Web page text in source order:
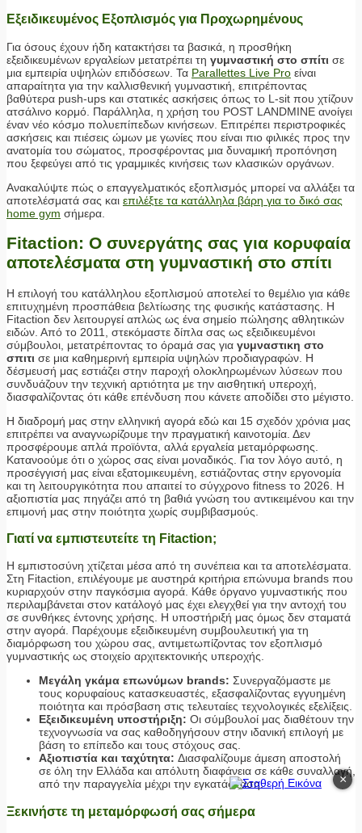
Εξειδικευμένος Εξοπλισμός για Προχωρημένους
Για όσους έχουν ήδη κατακτήσει τα βασικά, η προσθήκη
εξειδικευμένων εργαλείων μετατρέπει τη γυμναστική στο σπίτι σε
μια εμπειρία υψηλών επιδόσεων. Τα Parallettes Live Pro είναι
απαραίτητα για την καλλισθενική γυμναστική, επιτρέποντας
βαθύτερα push-ups και στατικές ασκήσεις όπως το L-sit που χτίζουν
ατσάλινο κορμό. Παράλληλα, η χρήση του POST LANDMINE ανοίγει
έναν νέο κόσμο πολυεπίπεδων κινήσεων. Επιτρέπει περιστροφικές
ασκήσεις και πιέσεις ώμων με γωνίες που είναι πιο φιλικές προς την
ανατομία του σώματος, προσφέροντας μια δυναμική προπόνηση
που ξεφεύγει από τις γραμμικές κινήσεις των κλασικών οργάνων.
Ανακαλύψτε πώς ο επαγγελματικός εξοπλισμός μπορεί να αλλάξει τα
αποτελέσματά σας και επιλέξτε τα κατάλληλα βάρη για το δικό σας
home gym σήμερα.
Fitaction: Ο συνεργάτης σας για κορυφαία
αποτελέσματα στη γυμναστική στο σπίτι
Η επιλογή του κατάλληλου εξοπλισμού αποτελεί το θεμέλιο για κάθε
επιτυχημένη προσπάθεια βελτίωσης της φυσικής κατάστασης. Η
Fitaction δεν λειτουργεί απλώς ως ένα σημείο πώλησης αθλητικών
ειδών. Από το 2011, στεκόμαστε δίπλα σας ως εξειδικευμένοι
σύμβουλοι, μετατρέποντας το όραμά σας για γυμναστικη στο
σπιτι σε μια καθημερινή εμπειρία υψηλών προδιαγραφών. Η
δέσμευσή μας εστιάζει στην παροχή ολοκληρωμένων λύσεων που
συνδυάζουν την τεχνική αρτιότητα με την αισθητική υπεροχή,
διασφαλίζοντας ότι κάθε επένδυση που κάνετε αποδίδει στο μέγιστο.
Η διαδρομή μας στην ελληνική αγορά εδώ και 15 σχεδόν χρόνια μας
επιτρέπει να αναγνωρίζουμε την πραγματική καινοτομία. Δεν
προσφέρουμε απλά προϊόντα, αλλά εργαλεία μεταμόρφωσης.
Κατανοούμε ότι ο χώρος σας είναι μοναδικός. Για τον λόγο αυτό, η
προσέγγισή μας είναι εξατομικευμένη, εστιάζοντας στην εργονομία
και τη λειτουργικότητα που απαιτεί το σύγχρονο fitness το 2026. Η
αξιοπιστία μας πηγάζει από τη βαθιά γνώση του αντικειμένου και την
επιμονή μας στην ποιότητα χωρίς συμβιβασμούς.
Γιατί να εμπιστευτείτε τη Fitaction;
Η εμπιστοσύνη χτίζεται μέσα από τη συνέπεια και τα αποτελέσματα.
Στη Fitaction, επιλέγουμε με αυστηρά κριτήρια επώνυμα brands που
κυριαρχούν στην παγκόσμια αγορά. Κάθε όργανο γυμναστικής που
περιλαμβάνεται στον κατάλογό μας έχει ελεγχθεί για την αντοχή του
σε συνθήκες έντονης χρήσης. Η υποστήριξή μας όμως δεν σταματά
στην αγορά. Παρέχουμε εξειδικευμένη συμβουλευτική για τη
διαμόρφωση του χώρου σας, αντιμετωπίζοντας τον εξοπλισμό
γυμναστικής ως στοιχείο αρχιτεκτονικής υπεροχής.
Μεγάλη γκάμα επωνύμων brands: Συνεργαζόμαστε με
τους κορυφαίους κατασκευαστές, εξασφαλίζοντας εγγυημένη
ποιότητα και πρόσβαση στις τελευταίες τεχνολογικές εξελίξεις.
Εξειδικευμένη υποστήριξη: Οι σύμβουλοί μας διαθέτουν την
τεχνογνωσία να σας καθοδηγήσουν στην ιδανική επιλογή με
βάση το επίπεδο και τους στόχους σας.
Αξιοπιστία και ταχύτητα: Διασφαλίζουμε άμεση αποστολή
σε όλη την Ελλάδα και απόλυτη διαφάνεια σε κάθε συναλλαγή,
από την παραγγελία μέχρι την εγκατάσταση.
Ξεκινήστε τη μεταμόρφωσή σας σήμερα
×